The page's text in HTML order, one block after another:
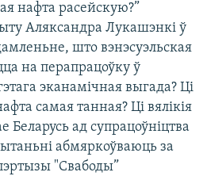
нафта расейскую?”
Аляксандра Лукашэнкі ў
што вэнэсуэльская
на перапрацоўку ў
эканамічная выгада? Ці
самая танная? Ці вялікія
Беларусь ад супрацоўніцтва
абмяркоўваюць за
"Свабоды”